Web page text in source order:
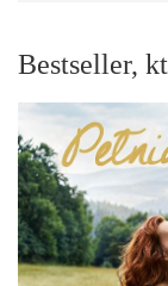
Bestseller,